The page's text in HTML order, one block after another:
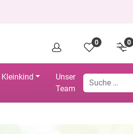
0
0
Kleinkind
Unser
Team